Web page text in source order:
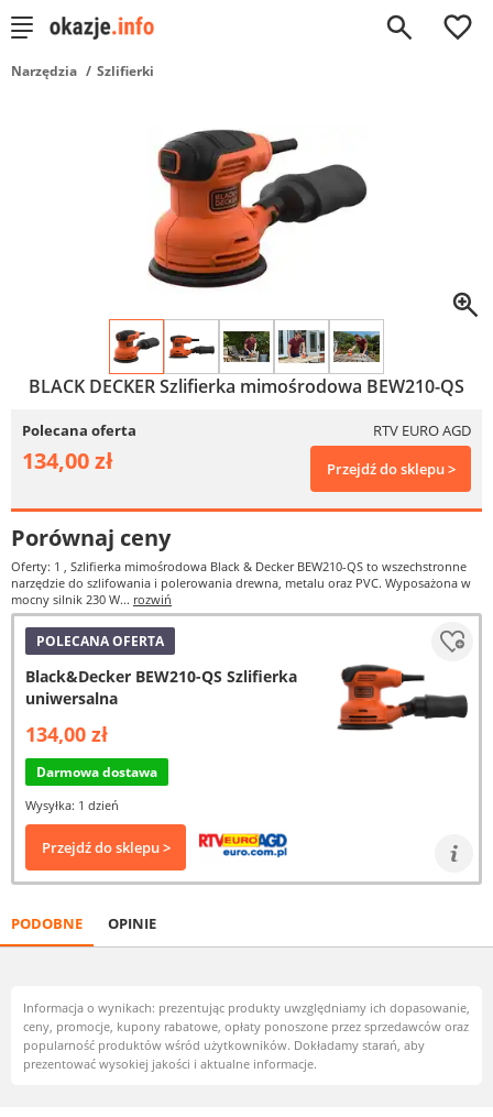
0
Narzędzia Szlifierki
BLACK DECKER Szlifierka mimośrodowa BEW210-QS
Polecana oferta RTV EURO AGD
134,00 zł Przejdź do sklepu >
Porównaj ceny
Oferty: 1 , Szlifierka mimośrodowa Black & Decker BEW210-QS to wszechstronne
narzędzie do szlifowania i polerowania drewna, metalu oraz PVC. Wyposażona w
mocny silnik 230 W... rozwiń
POLECANA OFERTA
Black&Decker BEW210-QS Szlifierka
uniwersalna
134,00 zł
Darmowa dostawa
Wysyłka: 1 dzień
Przejdź do sklepu >
PODOBNE OPINIE
Informacja o wynikach: prezentując produkty uwzględniamy ich dopasowanie,
ceny, promocje, kupony rabatowe, opłaty ponoszone przez sprzedawców oraz
popularność produktów wśród użytkowników. Dokładamy starań, aby
prezentować wysokiej jakości i aktualne informacje.